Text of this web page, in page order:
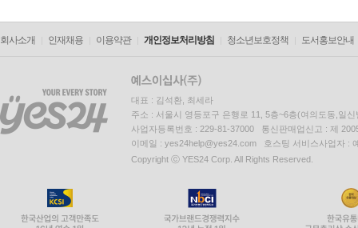
회사소개 인재채용 이용약관 개인정보처리방침 청소년보호정책 도서홍보안내
대표 : 김석환, 최세라
주소 : 서울시 영등포구 은행로 11, 5층~6층(여의도동,일신
사업자등록번호 : 229-81-37000 통신판매업신고 : 제
이메일 : yes24help@yes24.com 호스팅 서비스사업자 :
Copyright ⓒ YES24 Corp. All Rights Reserved.